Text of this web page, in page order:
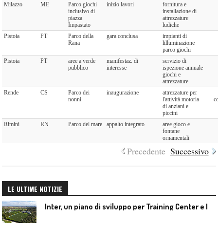
Milazzo ME
Parco giochi
inclusivo di
piazza
Impastato
inizio lavori
fornitura e
installazione di
attrezzature
ludiche
Pistoia
PT
Parco della
Rana
gara conclusa
impianti di
lilluminazione
parco giochi
Pistoia
PT
aree a verde
pubblico
manifestaz. di
interesse
servizio di
ispezione annuale
giochi e
attrezzature
Rende
CS
Parco dei
nonni
inaugurazione
attrezzature per
l'attività motoria
di anziani e
piccini
Rimini RN Parco del mare appalto integrato
aree gioco e
fontane
ornamentali
Precedente Successivo
LE ULTIME NOTIZIE